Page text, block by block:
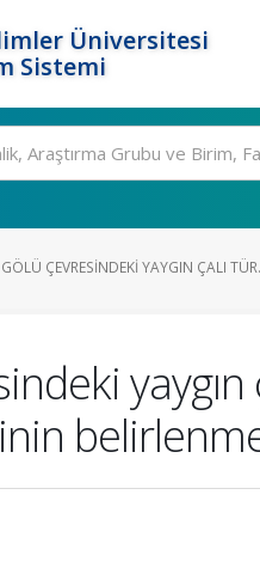
Üniversitesi
Sistemi
ÇEVRESINDEKI YAYGIN ÇALI